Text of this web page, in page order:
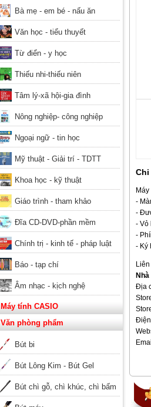
Bà mẹ - em bé - nấu ăn
Văn học - tiểu thuyết
Từ điển - y học
Thiếu nhi-thiếu niên
Tâm lý-xã hội-gia đình
Nông nghiệp- công nghiệp
Ngoại ngữ - tin học
Mỹ thuật - Giải trí - TDTT
Khoa học - kỹ thuật
Giáo trình - tham khảo
Đĩa CD-DVD-phần mềm
Chính trị - kinh tế - pháp luật
Báo - tạp chí
Âm nhạc - kịch nghệ
Máy tính CASIO
Văn phòng phẩm
Bút bi
Bút Lông Kim - Bút Gel
Bút chì gỗ, chì khúc, chì bấm
-
-
- Vỏ
-
- Ký
Địa
Điện